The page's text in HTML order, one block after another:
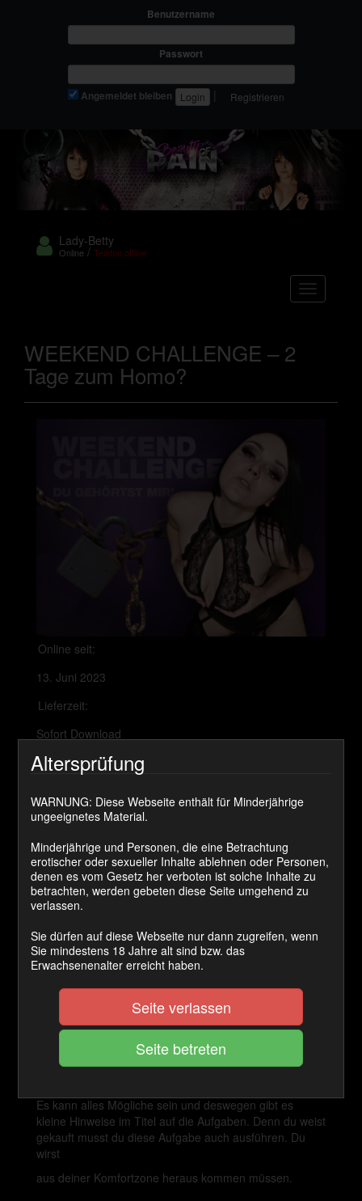
Benutzername
Passwort
Angemeldet bleiben Registrieren
Lady-Betty
Online /Telefon offline
WEEKEND CHALLENGE – 2
Tage zum Homo?
Online seit:
13. Juni 2023
Lieferzeit:
Sofort Download
Preis:
Cashback Ø:
50 Coins
Ein Wochenende bist du nur
mein! Du wirst tun was ich dir
Nicht das das unter der Woche anders wäre. Aber nun
wirst du Aufgaben erhalten die dich ein ganzes
Wochenende einnehmen und dir keine Zeit für andere
Es kann alles Mögliche sein und deswegen gibt es
kleine Hinweise im Titel auf die Aufgaben. Denn du weist
gekauft musst du diese Aufgabe auch ausführen. Du
wirst
aus deiner Komfortzone heraus kommen müssen.
Altersprüfung
WARNUNG: Diese Webseite enthält für Minderjährige
ungeeignetes Material.
Minderjährige und Personen, die eine Betrachtung
erotischer oder sexueller Inhalte ablehnen oder Personen,
denen es vom Gesetz her verboten ist solche Inhalte zu
betrachten, werden gebeten diese Seite umgehend zu
verlassen.
Sie dürfen auf diese Webseite nur dann zugreifen, wenn
Sie mindestens 18 Jahre alt sind bzw. das
Erwachsenenalter erreicht haben.
Seite verlassen